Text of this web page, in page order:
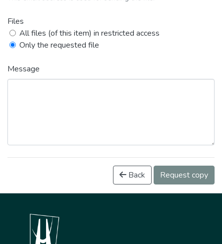
Files
All files (of this item) in restricted access
Only the requested file
Message
Back Request copy